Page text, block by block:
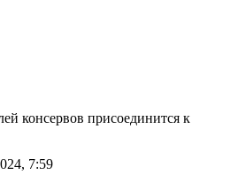
консервов присоединится к
7:59